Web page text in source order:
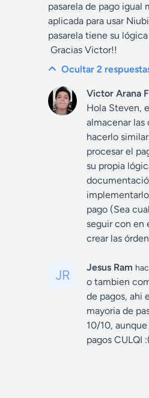
pasarela de pago igual
aplicada para usar
pasarela tiene su
Gracias Victor!!
Ocultar 2
Victor Arana
Hola Steven,
almacenar las
hacerlo
procesar el
su propia
pago (Sea
seguir con en
crear las
Jesus Ram
o tambien
de pagos, ahi
mayoria de
10/10,
pagos CULQI